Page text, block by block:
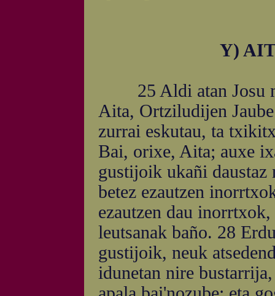
Y)
25 Aldi atan Josu
Aita, Ortziludijen
zurrai eskutau, ta
Bai, orixe, Aita; auxe
gustijoik ukañi daustaz
betez ezautzen
ezautzen dau
leutsanak baño. 28
gustijoik, neuk
idunetan nire